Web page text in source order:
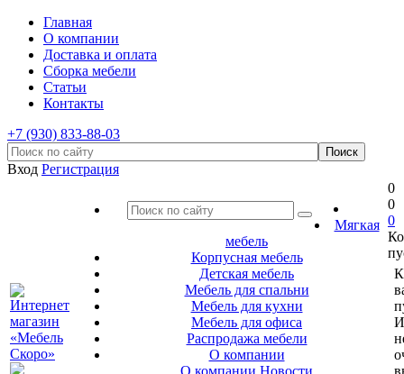
Главная
О компании
Доставка и оплата
Сборка мебели
Статьи
Контакты
+7 (930) 833-88-03
Вход Регистрация
Мягкая
мебель
Корпусная мебель
Детская мебель
Мебель для спальни
Мебель для кухни
Мебель для офиса
Распродажа мебели
О компании
О компании Новости
0
0
0